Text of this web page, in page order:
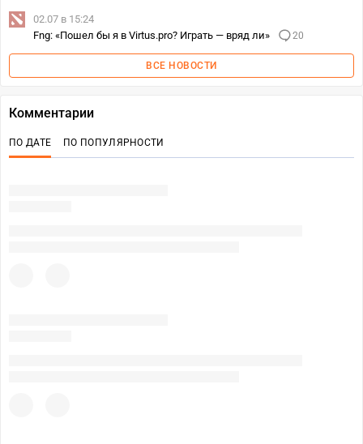
02.07 в 15:24
Fng: «Пошел бы я в Virtus.pro? Играть — вряд ли»
20
ВСЕ НОВОСТИ
Комментарии
ПО ДАТЕ ПО ПОПУЛЯРНОСТИ